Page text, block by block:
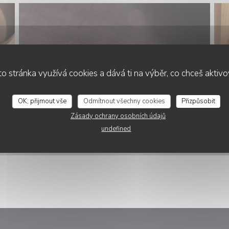
stránka využívá cookies a dává ti na výběr, co chceš
OK, přijmout vše Odmítnout všechny cookies
Přizpůsobit
Zásady ochrany osobních údajů
undefined